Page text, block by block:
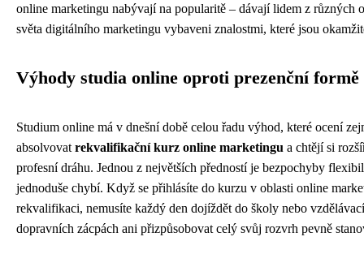
online marketingu nabývají na popularitě – dávají lidem z různých
světa digitálního marketingu vybaveni znalostmi, které jsou
Výhody studia online oproti prezenční formě
Studium online má v dnešní době celou řadu výhod, které ocení
absolvovat rekvalifikační kurz online marketingu a chtějí si
profesní dráhu. Jednou z největších předností je bezpochyby
jednoduše chybí. Když se přihlásíte do kurzu v oblasti online
rekvalifikaci, nemusíte každý den dojíždět do školy nebo
dopravních zácpách ani přizpůsobovat celý svůj rozvrh pevně